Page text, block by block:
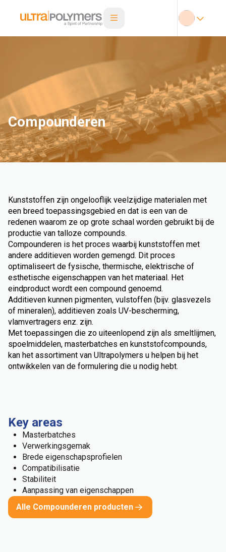
Compounderen
Kunststoffen zijn ongelooflijk veelzijdige materialen met
een breed toepassingsgebied en dat is een van de
redenen waarom ze op grote schaal worden gebruikt bij de
productie van talloze compounds.
Compounderen is het proces waarbij kunststoffen met
andere additieven worden gemengd. Dit proces
optimaliseert de fysische, thermische, elektrische of
esthetische eigenschappen van het materiaal. Het
eindproduct wordt een compound genoemd.
Additieven kunnen pigmenten, vulstoffen (bijv. glasvezels
of mineralen), additieven zoals UV-bescherming,
vlamvertragers enz. zijn.
Met toepassingen die zo uiteenlopend zijn als smeltlijmen,
spoelmiddelen, masterbatches en kunststofcompounds,
kan het assortiment van Ultrapolymers u helpen bij het
ontwikkelen van de formulering die u nodig hebt.
Key areas
Masterbatches
Verwerkingsgemak
Brede eigenschapsprofielen
Compatibilisatie
Stabiliteit
Aanpassing van eigenschappen
Alle Compounderen producten